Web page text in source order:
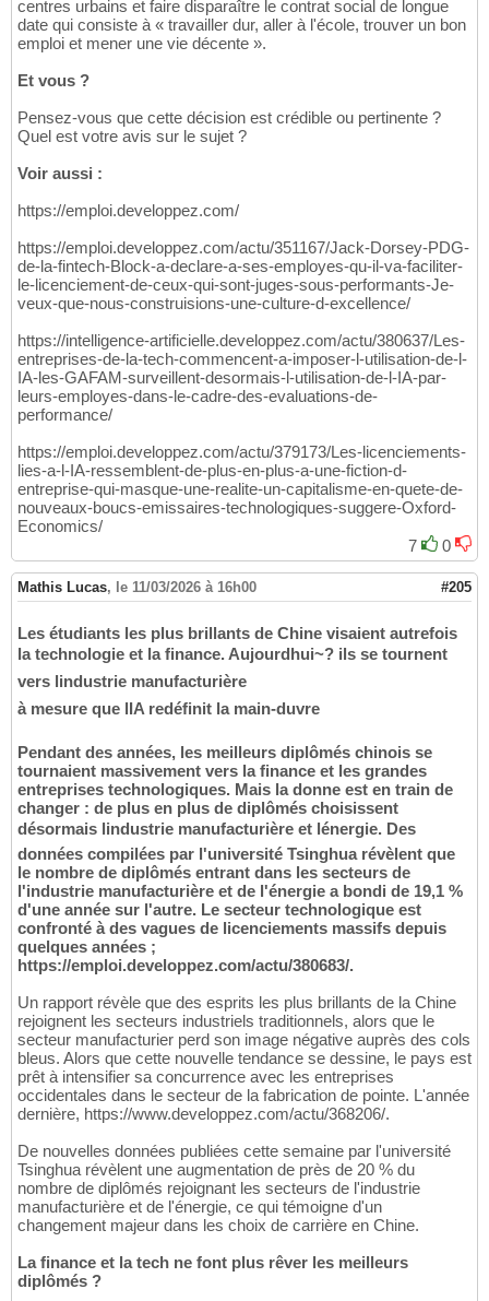
centres urbains et faire disparaître le contrat social de longue
date qui consiste à « travailler dur, aller à l'école, trouver un bon
emploi et mener une vie décente ».
Et vous ?
Pensez-vous que cette décision est crédible ou pertinente ?
Quel est votre avis sur le sujet ?
Voir aussi :
https://emploi.developpez.com/
https://emploi.developpez.com/actu/351167/Jack-Dorsey-PDG-
de-la-fintech-Block-a-declare-a-ses-employes-qu-il-va-faciliter-
le-licenciement-de-ceux-qui-sont-juges-sous-performants-Je-
veux-que-nous-construisions-une-culture-d-excellence/
https://intelligence-artificielle.developpez.com/actu/380637/Les-
entreprises-de-la-tech-commencent-a-imposer-l-utilisation-de-l-
IA-les-GAFAM-surveillent-desormais-l-utilisation-de-l-IA-par-
leurs-employes-dans-le-cadre-des-evaluations-de-
performance/
https://emploi.developpez.com/actu/379173/Les-licenciements-
lies-a-l-IA-ressemblent-de-plus-en-plus-a-une-fiction-d-
entreprise-qui-masque-une-realite-un-capitalisme-en-quete-de-
nouveaux-boucs-emissaires-technologiques-suggere-Oxford-
Economics/
7
0
Mathis Lucas, le 11/03/2026 à 16h00 #205
Les étudiants les plus brillants de Chine visaient autrefois
la technologie et la finance. Aujourdhui~? ils se tournent
vers lindustrie manufacturière
à mesure que lIA redéfinit la main-duvre
Pendant des années, les meilleurs diplômés chinois se
tournaient massivement vers la finance et les grandes
entreprises technologiques. Mais la donne est en train de
changer : de plus en plus de diplômés choisissent
désormais lindustrie manufacturière et lénergie. Des
données compilées par l'université Tsinghua révèlent que
le nombre de diplômés entrant dans les secteurs de
l'industrie manufacturière et de l'énergie a bondi de 19,1 %
d'une année sur l'autre. Le secteur technologique est
confronté à des vagues de licenciements massifs depuis
quelques années ;
https://emploi.developpez.com/actu/380683/.
Un rapport révèle que des esprits les plus brillants de la Chine
rejoignent les secteurs industriels traditionnels, alors que le
secteur manufacturier perd son image négative auprès des cols
bleus. Alors que cette nouvelle tendance se dessine, le pays est
prêt à intensifier sa concurrence avec les entreprises
occidentales dans le secteur de la fabrication de pointe. L'année
dernière, https://www.developpez.com/actu/368206/.
De nouvelles données publiées cette semaine par l'université
Tsinghua révèlent une augmentation de près de 20 % du
nombre de diplômés rejoignant les secteurs de l'industrie
manufacturière et de l'énergie, ce qui témoigne d'un
changement majeur dans les choix de carrière en Chine.
La finance et la tech ne font plus rêver les meilleurs
diplômés ?